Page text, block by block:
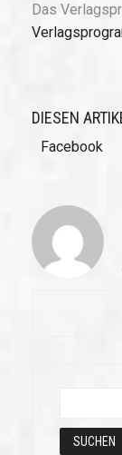
Das
DIESEN
Facebook